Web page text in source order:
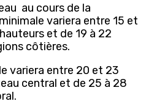
au cours de la
variera entre 15 et
et de 19 à 22
côtières.
variera entre 20 et 23
central et de 25 à 28